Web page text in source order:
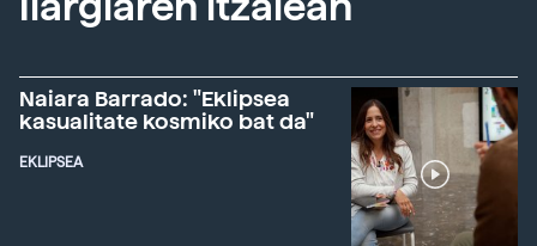
Naiara Barrado: "Eklipsea
kasualitate kosmiko bat da"
EKLIPSEA